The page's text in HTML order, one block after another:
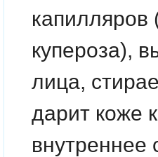
капилляров
купероза),
лица,
дарит коже
внутреннее